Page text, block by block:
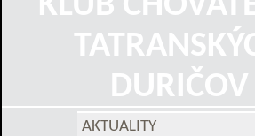
DURIČOV
AKTUALITY